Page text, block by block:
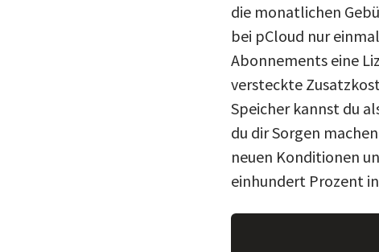
die monatlichen
bei pCloud nur
Abonnements eine
versteckte
Speicher kannst du
du dir Sorgen
neuen Konditionen
einhundert Prozent